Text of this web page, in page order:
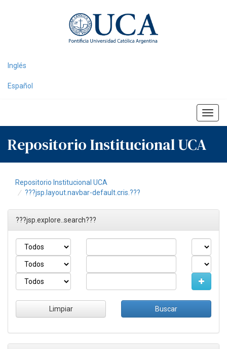
Inglés
Español
Repositorio Institucional UCA
Repositorio Institucional UCA
???jsp.layout.navbar-default.cris.???
???jsp.explore..search???